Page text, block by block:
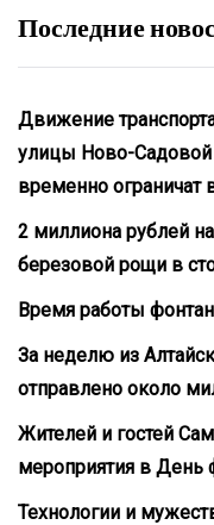
Последние
Движение
улицы Ново-Садовой
временно ограничат
2 миллиона рублей
березовой рощи в
Время работы
За неделю из
отправлено около
Жителей и гостей
мероприятия в День
Технологии и